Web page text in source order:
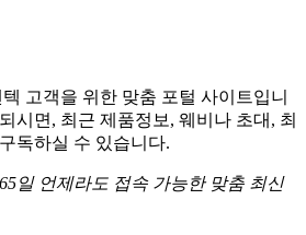
고객을 위한 맞춤 포털 사이트입니
시면, 최근 제품정보, 웨비나 초대, 최
독하실 수 있습니다.
일 언제라도 접속 가능한 맞춤 최신